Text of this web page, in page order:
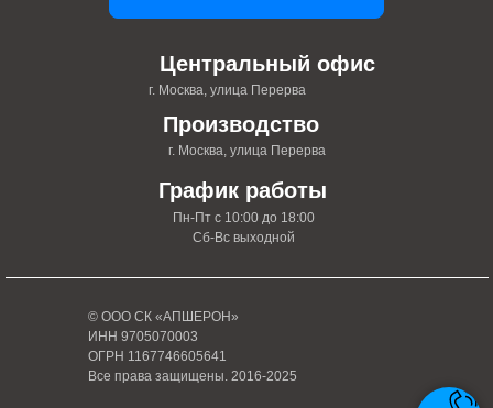
© ООО СК «АПШЕРОН»
ИНН 9705070003
ОГРН 1167746605641
Все права защищены. 2016-2025
Центральный офис
г. Москва, улица Перерва
График работы
Пн-Пт с 10:00 до 18:00
Сб-Вс выходной
Производство
г. Москва, улица Перерва